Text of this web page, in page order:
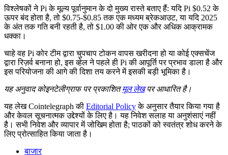
विश्लेषकों ने Pi के मूल्य पूर्वानुमान के दो मुख्य रास्ते बताए हैं: यदि Pi $0.52 के
ऊपर बंद होता है, तो $0.75-$0.85 तक एक मध्यम ब्रेकआउट, या यदि 2025
के अंत तक गति बनी रहती है, तो $1.00 की ओर एक और अधिक आक्रामक
धक्का।
चाहे वह Pi कोर टीम द्वारा चुपचाप टोकन वापस खरीदना हो या कोई एक्सचेंज
द्वारा रिज़र्व बनाना हो, इस व्हेल ने पहले ही Pi की आपूर्ति पर प्रभाव डाला है और
इस परियोजना की आगे की दिशा तय करने में इसकी बड़ी भूमिका है।
यह अनुवाद कोइनटेलीग्राफ पर प्रकाशितमूल लेखपर आधारित है।
यह लेख Cointelegraph की Editorial Policyके अनुसार तैयार किया गया है
और केवल सूचनात्मक उद्देश्यों के लिए है। यह निवेश सलाह या अनुशंसाएं नहीं
है। सभी निवेश और व्यापार में जोखिम होता है; पाठकों को स्वतंत्र शोध करने के
लिए प्रोत्साहित किया जाता है।
बाजार